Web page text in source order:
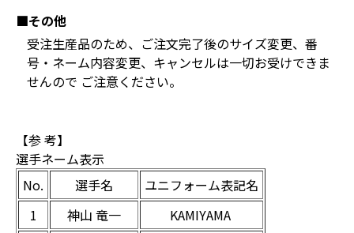
■その他
受注生産品のため、ご注文完了後のサイズ変更、番
号・ネーム内容変更、キャンセルは一切お受けできま
せんので ご注意ください。
【参 考】
選手ネーム表示
No.
選手名
ユニフォーム表記名
1
神山 竜一
KAMIYAMA